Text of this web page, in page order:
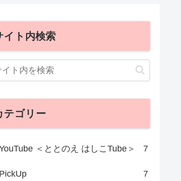
イト内検索
テゴリー
＜ととのえ はしこTube＞ 7
PickUp 7